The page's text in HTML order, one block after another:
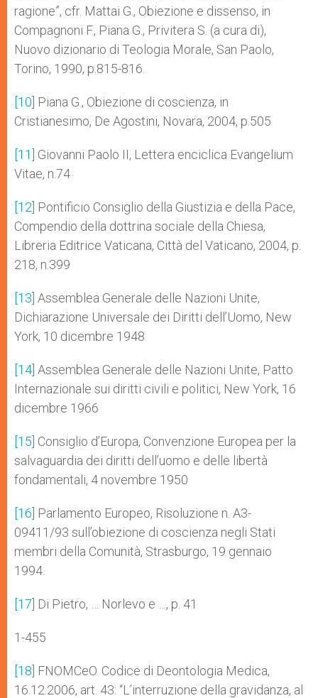
ragione”, cfr. Mattai G., Obiezione e dissenso, in
Compagnoni F., Piana G., Privitera S. (a cura di),
Nuovo dizionario di Teologia Morale, San Paolo,
Torino, 1990, p.815-816.
[10] Piana G., Obiezione di coscienza, in
Cristianesimo, De Agostini, Novara, 2004, p.505
[11]
Giovanni Paolo II, Lettera enciclica Evangelium
Vitae, n.74
[12] Pontificio Consiglio della Giustizia e della Pace,
Compendio della dottrina sociale della Chiesa,
Libreria Editrice Vaticana, Città del Vaticano, 2004, p.
218, n.399
[13] Assemblea Generale delle Nazioni Unite,
Dichiarazione Universale dei Diritti dell’Uomo, New
York, 10 dicembre 1948
[14] Assemblea Generale delle Nazioni Unite, Patto
Internazionale sui diritti civili e politici, New York, 16
dicembre 1966
[15] Consiglio d’Europa, Convenzione Europea per la
salvaguardia dei diritti dell’uomo e delle libertà
fondamentali, 4 novembre 1950
[16] Parlamento Europeo, Risoluzione n. A3-
09411/93 sull’obiezione di coscienza negli Stati
membri della Comunità, Strasburgo, 19 gennaio
1994.
[17] Di Pietro, … Norlevo e …, p. 41
1-455
[18] FNOMCeO. Codice di Deontologia Medica,
16.12.2006, art. 43: “L’interruzione della gravidanza, al